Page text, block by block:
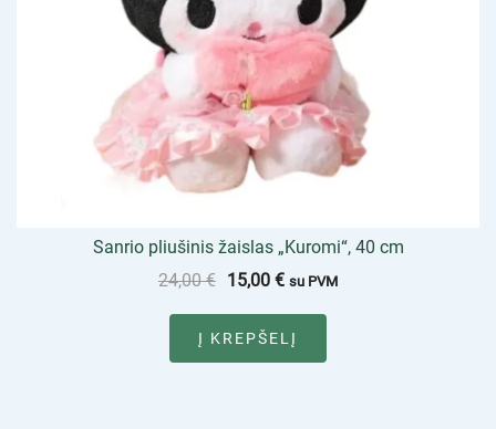
Sanrio pliušinis žaislas „Kuromi“, 40 cm
24,00€ 15,00 € su PVM
Į KREPŠELĮ